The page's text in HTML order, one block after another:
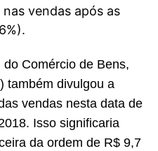
vendas após as
Comércio de Bens,
também divulgou a
vendas nesta data de
Isso significaria
da ordem de R$ 9,7